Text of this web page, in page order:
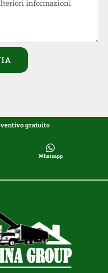
gratuito
Whatsapp